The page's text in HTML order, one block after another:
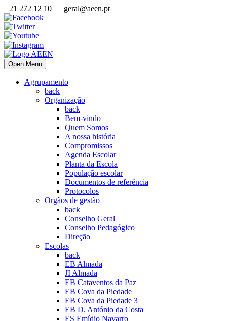
21 272 12 10 geral@aeen.pt
Open Menu
Agrupamento
back
Organização
back
Bem-vindo
Quem Somos
A nossa história
Compromissos
Agenda Escolar
Planta da Escola
População escolar
Documentos de referência
Protocolos
Orgãos de gestão
back
Conselho Geral
Conselho Pedagógico
Direção
Escolas
back
EB Almada
JI Almada
EB Cataventos da Paz
EB Cova da Piedade
EB Cova da Piedade 3
EB D. António da Costa
ES Emídio Navarro